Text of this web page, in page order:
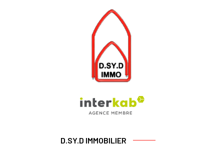
D.SY.D IMMOBILIER